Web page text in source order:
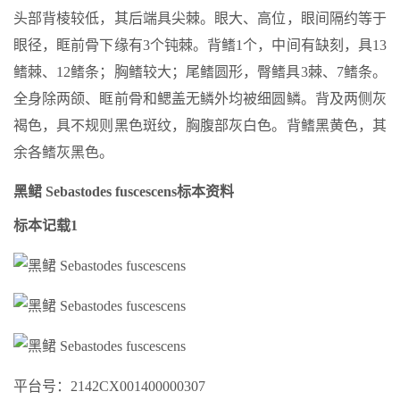
头部背棱较低，其后端具尖棘。眼大、高位，眼间隔约等于
眼径，眶前骨下缘有3个钝棘。背鳍1个，中间有缺刻，具13
鳍棘、12鳍条；胸鳍较大；尾鳍圆形，臀鳍具3棘、7鳍条。
全身除两颌、眶前骨和鳃盖无鳞外均被细圆鳞。背及两侧灰
褐色，具不规则黑色斑纹，胸腹部灰白色。背鳍黑黄色，其
余各鳍灰黑色。
黑鲪 Sebastodes fuscescens标本资料
标本记载1
平台号：2142CX001400000307